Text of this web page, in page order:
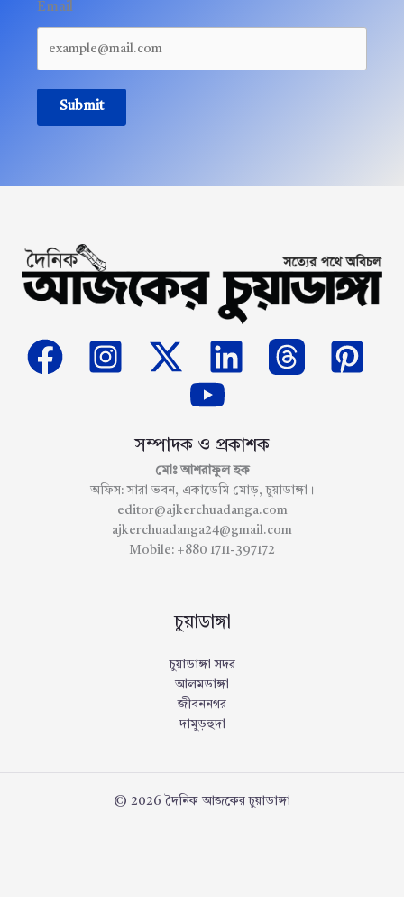
Email
Submit
সম্পাদক ও প্রকাশক
মোঃ আশরাফুল হক
অফিস: সারা ভবন, একাডেমি মোড়, চুয়াডাঙ্গা।
editor@ajkerchuadanga.com
ajkerchuadanga24@gmail.com
Mobile: +880 1711-397172
চুয়াডাঙ্গা
চুয়াডাঙ্গা সদর
আলমডাঙ্গা
জীবননগর
দামুড়হুদা
© 2026 দৈনিক আজকের চুয়াডাঙ্গা